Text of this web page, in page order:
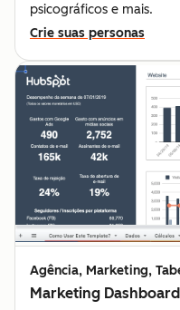
psicográficos e mais.
Crie suas personas
Agência, Marketing,
Marketing Dashboard